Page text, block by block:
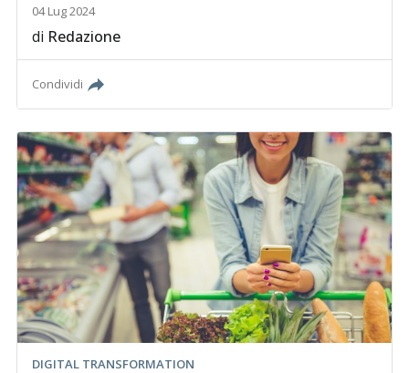
04 Lug 2024
di Redazione
Condividi
DIGITAL TRANSFORMATION